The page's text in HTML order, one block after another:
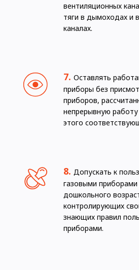
вентиляционных
тяги в дымоходах и
каналах.
Оставлять
приборы без
приборов,
непрерывную
этого
Допускать к
газовыми
дошкольного
контролирующих
знающих правил
приборами.